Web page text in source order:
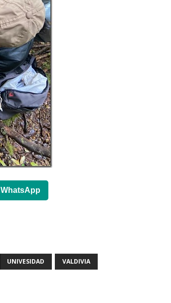
WhatsApp
UNIVESIDAD VALDIVIA